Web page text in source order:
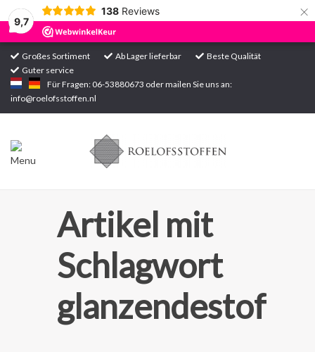
9,7
138 Reviews ×
Großes Sortiment Ab Lager lieferbar
Beste Qualität
Guter service
Für Fragen: 06-53880673 oder mailen Sie uns an:
info@roelofsstoffen.nl
Startseite
Sortiment
Artikel mit
Schlagwort
glanzendestof